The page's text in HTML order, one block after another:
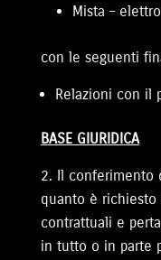
Mista –
con le seguenti
Relazioni con il
BASE GIURIDICA
Il conferimento
quanto è
contrattuali e
in tutto o in parte